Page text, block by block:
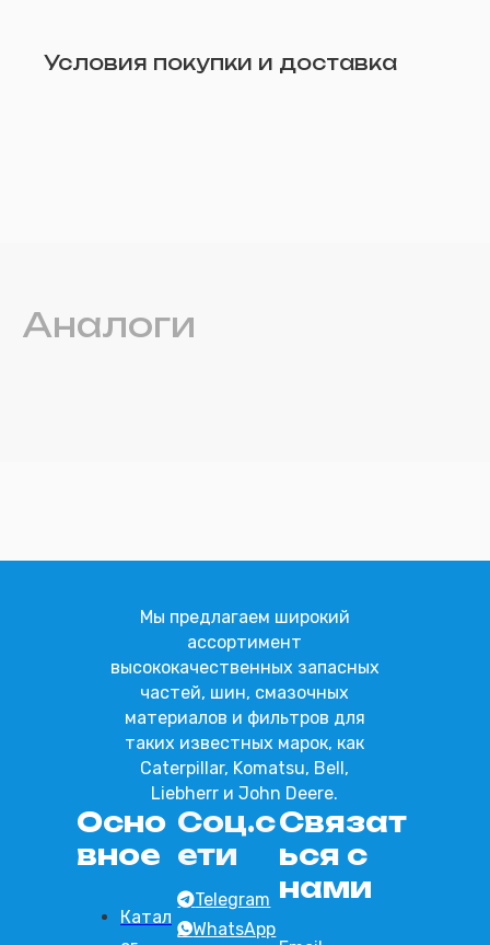
Условия покупки и доставка
Аналоги
Мы предлагаем широкий
ассортимент
высококачественных запасных
частей, шин, смазочных
материалов и фильтров для
таких известных марок, как
Caterpillar, Komatsu, Bell,
Liebherr и John Deere.
Осно
вное
Катал
Соц.с
ети
Telegram
WhatsApp
Связат
ься с
нами